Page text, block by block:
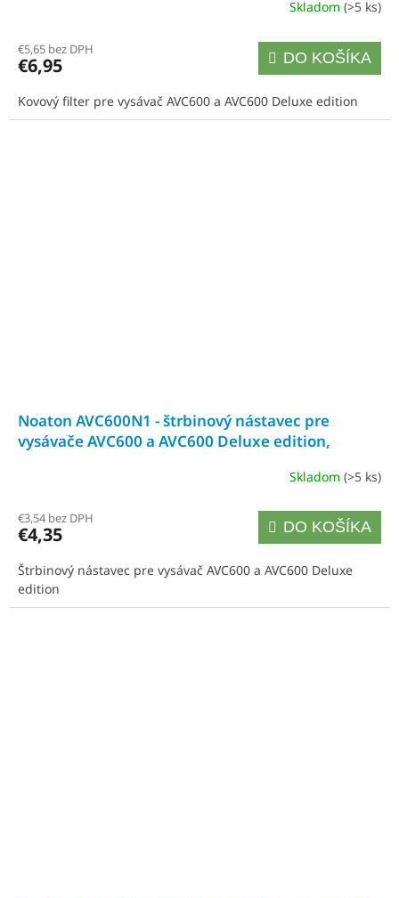
Skladom (>5 ks)
€5,65 bez DPH
€6,95 DO KOŠÍKA
Kovový filter pre vysávač AVC600 a AVC600 Deluxe edition
Noaton AVC600N1 - štrbinový nástavec pre
vysávače AVC600 a AVC600 Deluxe edition,
Skladom (>5 ks)
€3,54 bez DPH
€4,35 DO KOŠÍKA
Štrbinový nástavec pre vysávač AVC600 a AVC600 Deluxe
edition